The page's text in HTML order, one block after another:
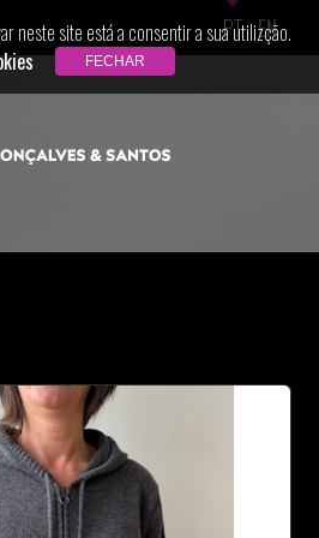
PT EN
neste site está a consentir a sua utilizção.